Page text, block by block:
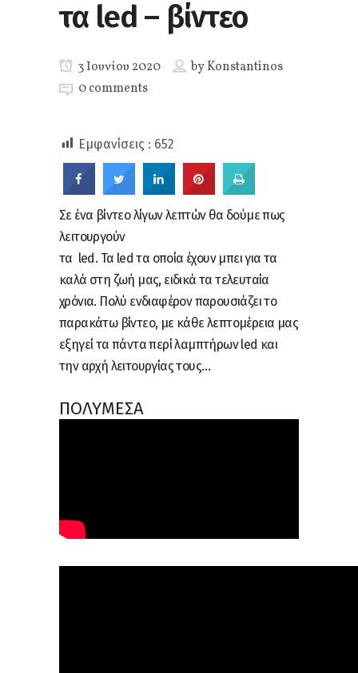
τα led – βίντεο
3 Ιουνίου 2020 byKonstantinos
0 comments
Εμφανίσεις : 652
Σε ένα βίντεο λίγων λεπτών θα δούμε πως
λειτουργούν
τα led. Τα led τα οποία έχουν μπει για τα
καλά στη ζωή μας, ειδικά τα τελευταία
χρόνια. Πολύ ενδιαφέρον παρουσιάζει το
παρακάτω βίντεο, με κάθε λεπτομέρεια μας
εξηγεί τα πάντα περί λαμπτήρων led και
την αρχή λειτουργίας τους…
ΠΟΛΥΜΕΣΑ